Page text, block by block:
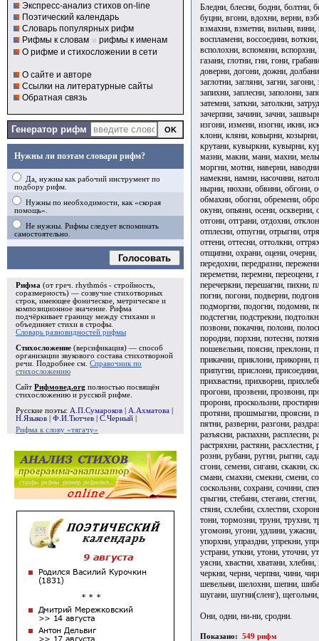
Экспресс-анализ стихов on-line
Поэтический календарь
Словарь популярных рифм
Рифмы к словам и рифмы к именам
О рифме и стихосложении в сети
О сайте и авторе
Ссылки на литературные сайты
Обратная связь
Генератор рифм
Нужны ли поэтам словари рифм?
Да, нужны как рабочий инструмент по
подбору рифм.
Нужны по необходимости, как «скорая
помощь».
Не нужны. Рифмы следует вспоминать
самостоятельно.
Голосовать
Рифма (от греч. rhythmós - стройность,
соразмерность) — созвучие стихотворных
строк, имеющее фоническое, метрическое и
композиционное значение. Рифма
подчёркивает границу между стихами и
объединяет стихи в строфы
Словарь разновидностей рифмы
Стихосложение (версификация) — способ
организации звукового состава стихотворной
речи. Подробнее см. Справочник по
стихосложению
Сайт Рифмовед.org полностью посвящён
стихосложению и русской рифме.
Русские поэты: А.П.Сумароков А.Ахматова
Н.Языков
Ф.И.Тютчев С.Черный
Рифма к слову «тягачу»
Бледни, блесни, бодни, болтни,
буцни, вгони, вдохни, верни,
взмахни, взметни, вильни,
воспламени, воссоедини,
всполохни, вспомяни, вспорхни,
газани, глотни, гни, гони,
доверни, догони, дожни,
заглотни, загляни, загни,
запихни, заплесни, заполони,
затемни, заткни, затолкни,
зачерпни, зачини, зачни,
изгони, измени, изогни, икни,
клони, кляни, ковырни,
крутани, кувыркни, кувырни,
мазни, макни, мани, махни,
моргни, мотни, наверни,
намекни, намни, насочини,
нырни, нюхни, обвини, обгони,
обмахни, обогни, обремени,
окуни, опьяни, осени, оскверни,
отгони, отграни, отдохни,
отплесни, отпугни, отрыгни,
оттени, оттесни, оттолкни,
отщипни, охрани, оцени, очерни,
передохни, передразни,
переметни, перемни, переоцени,
перечеркни, перешагни, пихни,
погни, погони, подверни,
подморгни, подогни, подомни,
подстегни, подстрекни,
позвони, покачни, полони,
породни, порхни, потесни,
пошевельни, поясни, преклони,
прикачни, приклони, прикорни,
припугни, прислони,
прихвастни, прихворни,
прогони, прозвени, прозвони,
пророни, проскользни,
протяни, прошмыгни, проясни,
пятни, разверни, разгони,
разъясни, распахни, расплесни,
растряхни, растяни,
розни, рубани, ругни, рыгни,
сгони, семени, сигани, скакни,
смани, смахни, смекни, смени,
соскользни, сохрани, сочини,
срыгни, стебани, стегани,
стяни, схлебни, схлестни,
тони, тормозни, труни, трухни,
угомони, угони, удлини,
упорхни, упраздни, упрекни,
устрани, уткни, утони, уточни,
уясни, хвастни, хватани,
черкни, черни, черпни, чини,
шевельни, шелохни, шепни,
шугани, шугни(сленг),
Они, одни, ни-ни, сродни.
Показано: 549 рифм